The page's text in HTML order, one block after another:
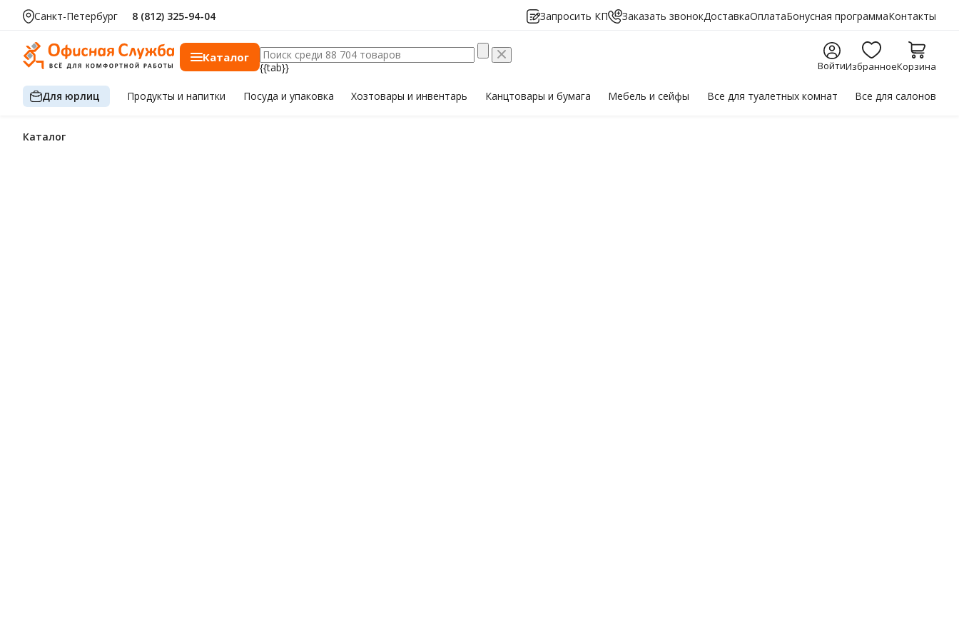
Санкт-Петербург 8 (812) 325-94-04 Запросить КП Заказать звонокДоставкаОплатаБонусная программаКонтакты
Каталог
{{tab}} ВойтиИзбранноеКорзина
Для юрлиц Продуктыи напитки Посуда и упаковка Хозтоварыи инвентарь Канцтовары и бумага Мебельи сейфы Все для туалетных комнат Все для салонов
Каталог